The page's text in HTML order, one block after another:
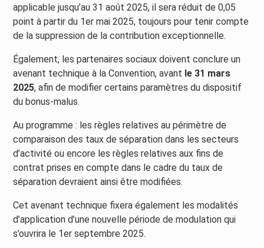
applicable jusqu’au 31 août 2025, il sera réduit de 0,05
point à partir du 1er mai 2025, toujours pour tenir compte
de la suppression de la contribution exceptionnelle.
Également, les partenaires sociaux doivent conclure un
avenant technique à la Convention, avant le 31 mars
2025, afin de modifier certains paramètres du dispositif
du bonus-malus.
Au programme : les règles relatives au périmètre de
comparaison des taux de séparation dans les secteurs
d’activité ou encore les règles relatives aux fins de
contrat prises en compte dans le cadre du taux de
séparation devraient ainsi être modifiées.
Cet avenant technique fixera également les modalités
d’application d’une nouvelle période de modulation qui
s’ouvrira le 1er septembre 2025.